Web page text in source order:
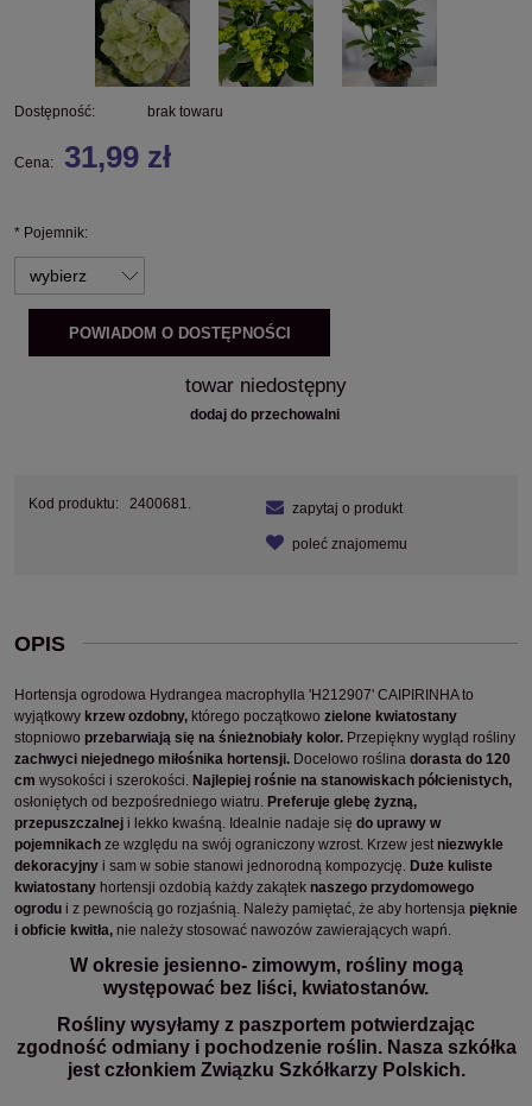
Dostępność: brak towaru
Cena: 31,99 zł
* Pojemnik:
POWIADOM O DOSTĘPNOŚCI
towar niedostępny
dodaj do przechowalni
Kod produktu: 2400681. zapytaj o produkt
poleć znajomemu
OPIS
Hortensja ogrodowa Hydrangea macrophylla 'H212907' CAIPIRINHA to
wyjątkowy krzew ozdobny, którego początkowo zielone kwiatostany
stopniowo przebarwiają się na śnieżnobiały kolor. Przepiękny wygląd rośliny
zachwyci niejednego miłośnika hortensji. Docelowo roślina dorasta do 120
cm wysokości i szerokości. Najlepiej rośnie na stanowiskach półcienistych,
osłoniętych od bezpośredniego wiatru. Preferuje glebę żyzną,
przepuszczalnej i lekko kwaśną. Idealnie nadaje się do uprawy w
pojemnikach ze względu na swój ograniczony wzrost. Krzew jest niezwykle
dekoracyjny i sam w sobie stanowi jednorodną kompozycję. Duże kuliste
kwiatostany hortensji ozdobią każdy zakątek naszego przydomowego
ogrodu i z pewnością go rozjaśnią. Należy pamiętać, że aby hortensja pięknie
i obficie kwitła, nie należy stosować nawozów zawierających wapń.
W okresie jesienno- zimowym, rośliny mogą
występować bez liści, kwiatostanów.
Rośliny wysyłamy z paszportem potwierdzając
zgodność odmiany i pochodzenie roślin. Nasza szkółka
jest członkiem Związku Szkółkarzy Polskich.